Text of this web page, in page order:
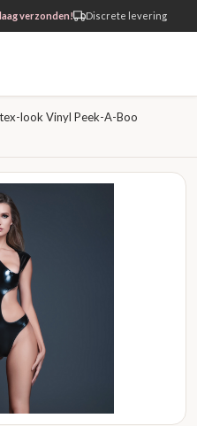
verzonden! Discrete levering
look Vinyl Peek-A-Boo